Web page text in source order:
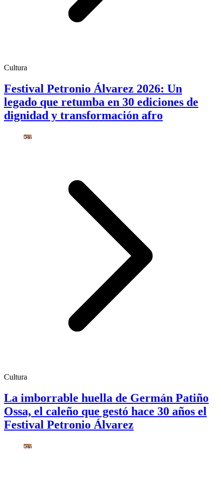
Cultura
Festival Petronio Álvarez 2026: Un
legado que retumba en 30 ediciones de
dignidad y transformación afro
Cultura
La imborrable huella de Germán Patiño
Ossa, el caleño que gestó hace 30 años el
Festival Petronio Álvarez